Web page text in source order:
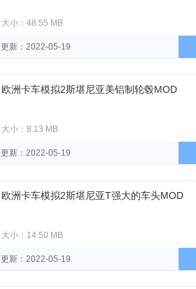
大小：48.55 MB
更新：2022-05-19
欧洲卡车模拟2斯堪尼亚美铝制轮毂MOD
大小：8.13 MB
更新：2022-05-19
欧洲卡车模拟2斯堪尼亚T强大的车头MOD
大小：14.50 MB
更新：2022-05-19